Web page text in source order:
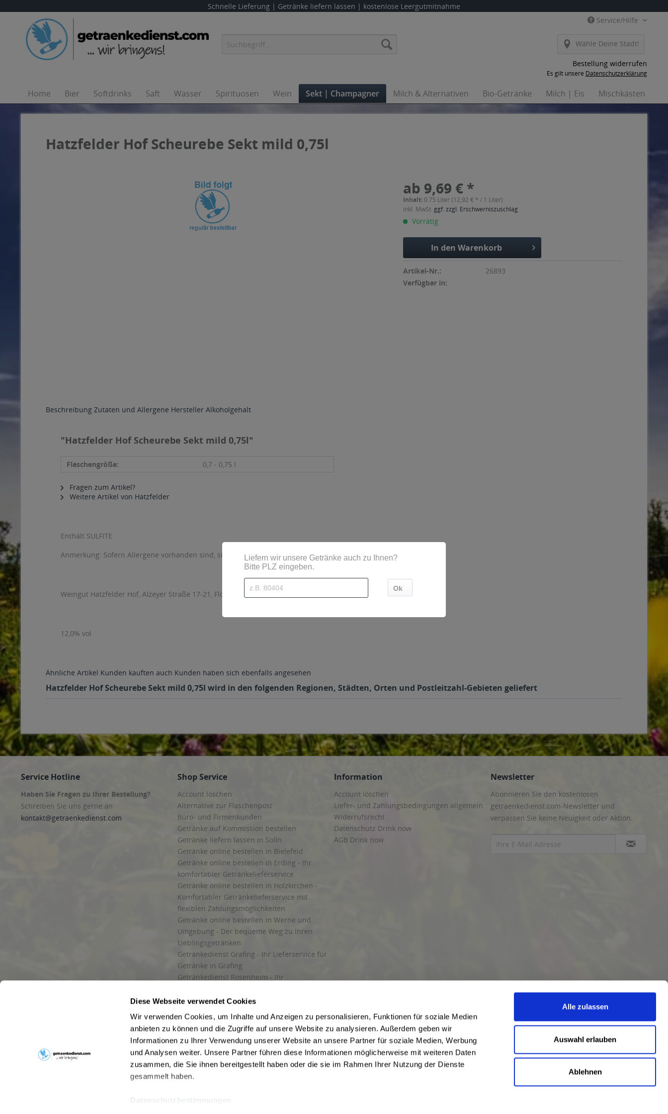
Diese Webseite verwendet Cookies
Wir verwenden Cookies, um Inhalte und Anzeigen zu personalisieren, Funktionen für soziale Medien
anbieten zu können und die Zugriffe auf unsere Website zu analysieren. Außerdem geben wir
Informationen zu Ihrer Verwendung unserer Website an unsere Partner für soziale Medien, Werbung
und Analysen weiter. Unsere Partner führen diese Informationen möglicherweise mit weiteren Daten
zusammen, die Sie ihnen bereitgestellt haben oder die sie im Rahmen Ihrer Nutzung der Dienste
gesammelt haben.
Alle zulassen
Auswahl erlauben
Ablehnen
Schnelle Lieferung | Getränke liefern lassen | kostenlose Leergutmitnahme
Service/Hilfe
Wähle Deine Stadt!
Bestellung widerrufen
Es gilt unsere Datenschutzerklärung
Home Bier Softdrinks Saft Wasser Spirituosen Wein Sekt | Champagner Milch & Alternativen Bio-Getränke Milch | Eis Mischkästen
Hatzfelder Hof Scheurebe Sekt mild 0,75l
ab 9,69 € *
Inhalt: 0.75 Liter (12,92 € * / 1 Liter)
inkl. MwSt. ggf. zzgl. Erschwerniszuschlag
Vorrätig
In den Warenkorb
Artikel-Nr.:
26893
Verfügbar in:
Beschreibung Zutaten und Allergene Hersteller Alkoholgehalt
"Hatzfelder Hof Scheurebe Sekt mild 0,75l"
Flaschengröße: 0,7 - 0,75 l
Fragen zum Artikel?
Weitere Artikel von Hatzfelder
Enthält SULFITE
Anmerkung: Sofern Allergene vorhanden sind, sind diese mittels Großbuchstaben besonders hervorgehoben
Weingut Hatzfelder Hof, Alzeyer Straße 17-21, Flörsheim-Dalsheim
12,0% vol
Ähnliche Artikel Kunden kauften auch Kunden haben sich ebenfalls angesehen
Hatzfelder Hof Scheurebe Sekt mild 0,75l wird in den folgenden Regionen, Städten, Orten und Postleitzahl-Gebieten geliefert
Service Hotline
Haben Sie Fragen zu Ihrer Bestellung?
Schreiben Sie uns gerne an
kontakt@getraenkedienst.com
Shop Service
Account löschen
Alternative zur Flaschenpost
Büro- und Firmenkunden
Getränke auf Kommission bestellen
Getränke liefern lassen in Solln
Getränke online bestellen in Bielefeld
Getränke online bestellen in Erding - Ihr
komfortabler Getränkelieferservice
Getränke online bestellen in Holzkirchen -
Komfortabler Getränkelieferservice mit
flexiblen Zahlungsmöglichkeiten
Getränke online bestellen in Werne und
Umgebung - Der bequeme Weg zu Ihren
Lieblingsgetränken
Getränkedienst Grafing - Ihr Lieferservice für
Getränke in Grafing
Getränkedienst Rosenheim - Ihr
und Umgebung
Getränkelieferung in Starnberg
Liefergebiet
Lieferservice für Getränke
Wir liefern Getränke
Kontakt
Newsletter
Information
Account löschen
Liefer- und Zahlungsbedingungen allgemein
Widerrufsrecht
Datenschutz Drink now
AGB Drink now
Newsletter
Abonnieren Sie den kostenlosen
getraenkedienst.com-Newsletter und
verpassen Sie keine Neuigkeit oder Aktion.